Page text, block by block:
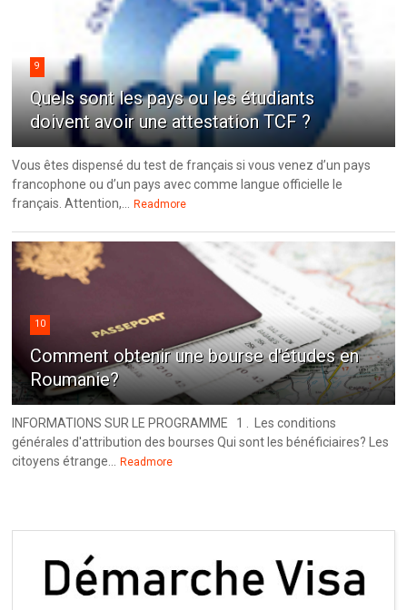
9
Quels sont les pays ou les étudiants
doivent avoir une attestation TCF ?
Vous êtes dispensé du test de français si vous venez d’un pays
francophone ou d’un pays avec comme langue officielle le
français. Attention,...
Readmore
10
Comment obtenir une bourse d'études en
Roumanie?
INFORMATIONS SUR LE PROGRAMME 1 . Les conditions
générales d'attribution des bourses Qui sont les bénéficiaires? Les
citoyens étrange...
Readmore